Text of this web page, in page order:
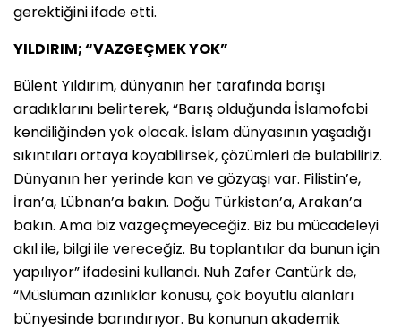
gerektiğini ifade etti.
YILDIRIM; “VAZGEÇMEK YOK”
Bülent Yıldırım, dünyanın her tarafında barışı
aradıklarını belirterek, “Barış olduğunda İslamofobi
kendiliğinden yok olacak. İslam dünyasının yaşadığı
sıkıntıları ortaya koyabilirsek, çözümleri de bulabiliriz.
Dünyanın her yerinde kan ve gözyaşı var. Filistin’e,
İran’a, Lübnan’a bakın. Doğu Türkistan’a, Arakan’a
bakın. Ama biz vazgeçmeyeceğiz. Biz bu mücadeleyi
akıl ile, bilgi ile vereceğiz. Bu toplantılar da bunun için
yapılıyor” ifadesini kullandı. Nuh Zafer Cantürk de,
“Müslüman azınlıklar konusu, çok boyutlu alanları
bünyesinde barındırıyor. Bu konunun akademik